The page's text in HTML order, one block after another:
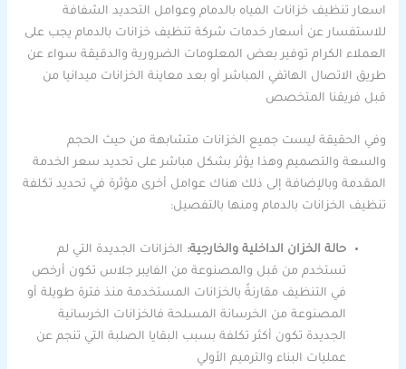
اسعار تنظيف خزانات المياه بالدمام وعوامل التحديد الشفافة
للاستفسار عن أسعار خدمات شركة تنظيف خزانات بالدمام يجب على
العملاء الكرام توفير بعض المعلومات الضرورية والدقيقة سواء عن
طريق الاتصال الهاتفي المباشر أو بعد معاينة الخزانات ميدانيا من
قبل فريقنا المتخصص
وفي الحقيقة ليست جميع الخزانات متشابهة من حيث الحجم
والسعة والتصميم وهذا يؤثر بشكل مباشر على تحديد سعر الخدمة
المقدمة وبالإضافة إلى ذلك هناك عوامل أخرى مؤثرة في تحديد تكلفة
تنظيف الخزانات بالدمام ومنها بالتفصيل:
حالة الخزان الداخلية والخارجية: الخزانات الجديدة التي لم
تستخدم من قبل والمصنوعة من الفايبر جلاس تكون أرخص
في التنظيف مقارنةً بالخزانات المستخدمة منذ فترة طويلة أو
المصنوعة من الخرسانة المسلحة فالخزانات الخرسانية
الجديدة تكون أكثر تكلفة بسبب البقايا الصلبة التي تنجم عن
عمليات البناء والترميم الأولي